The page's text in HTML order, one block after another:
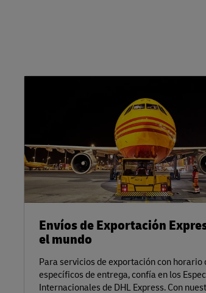
Envíos de Exportación
el mundo
Para servicios de exportación con horario
específicos de entrega, confía en los
Internacionales de DHL Express. Con